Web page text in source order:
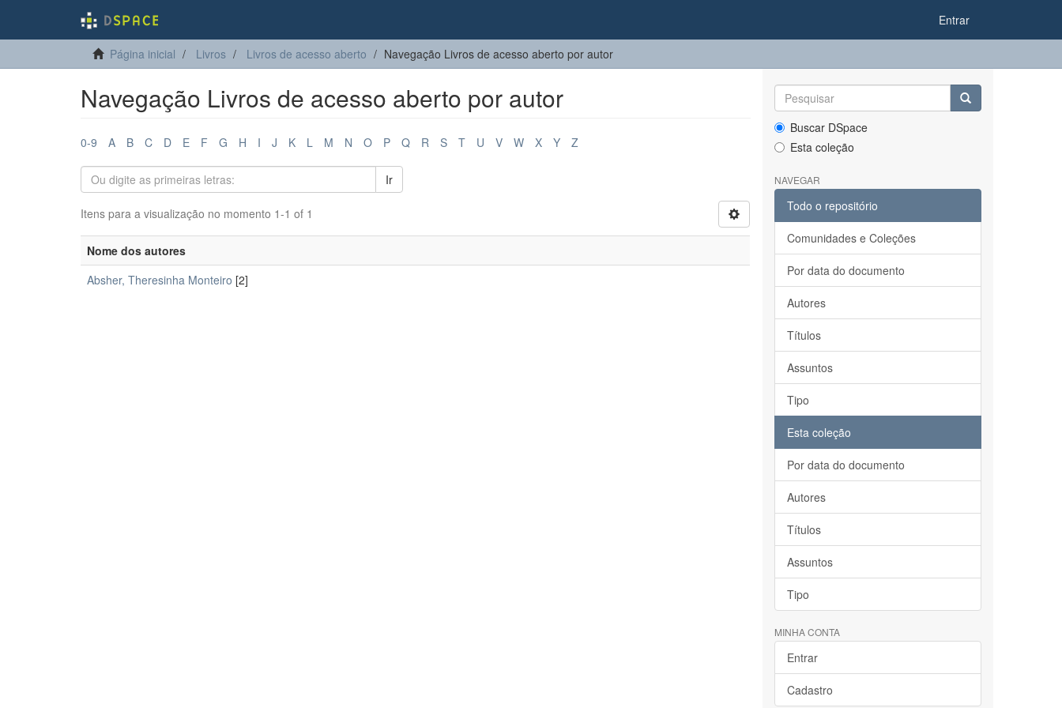
Entrar
Página inicial Livros Livros de acesso aberto Navegação Livros de acesso aberto por autor
Navegação Livros de acesso aberto por autor
0-9 A B C D E F G H I J K L M N O P Q R S T U V W X Y Z
Ir
Itens para a visualização no momento 1-1 of 1
Nome dos autores
Absher, Theresinha Monteiro [2]
Buscar DSpace
Esta coleção
NAVEGAR
Todo o repositório
Comunidades e Coleções
Por data do documento
Autores
Títulos
Assuntos
Tipo
Esta coleção
Por data do documento
Autores
Títulos
Assuntos
Tipo
MINHA CONTA
Entrar
Cadastro